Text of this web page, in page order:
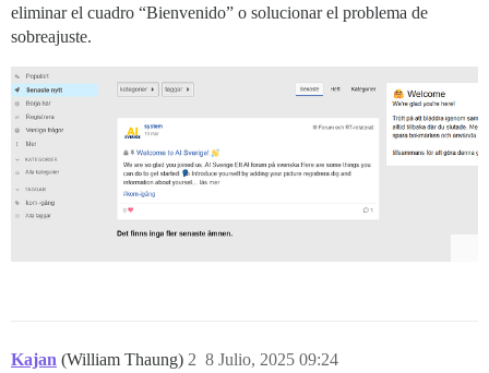
eliminar el cuadro “Bienvenido” o solucionar el problema de
sobreajuste.
Kajan (William Thaung) 8 Julio, 2025 09:24
2